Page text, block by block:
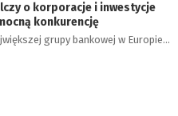
o korporacje i inwestycje
konkurencję
grupy bankowej w Europie…